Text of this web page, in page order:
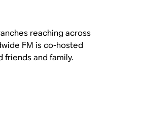
reaching across
FM is co-hosted
friends and family.